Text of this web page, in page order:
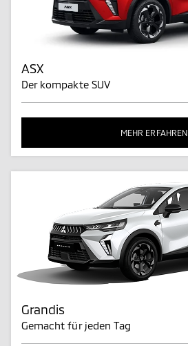
ASX
Der kompakte SUV
MEHR ERFAHREN
Grandis
Gemacht für jeden Tag